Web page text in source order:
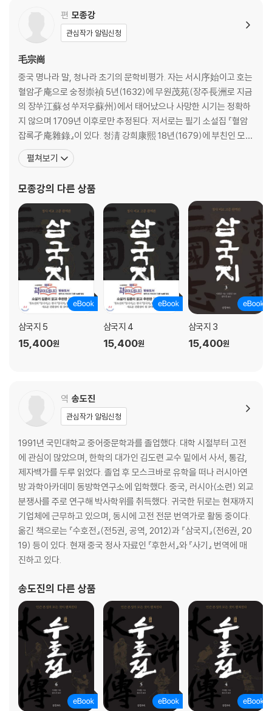
편 모종강
관심작가 알림신청
毛宗崗
중국 명나라 말, 청나라 초기의 문학비평가. 자는 서시序始이고 호는
혈암孑庵으로 숭정崇禎 5년(1632)에 무원茂苑(장주長洲로 지금
의 장쑤江蘇성 쑤저우蘇州)에서 태어났으나 사망한 시기는 정확하
지 않으며 1709년 이후로만 추정된다. 저서로는 필기 소설집 『혈암
잡록孑庵雜錄』이 있다. 청淸 강희康熙 18년(1679)에 부친인 모륜
毛綸의 작업을 이어받아 유명한 ‘모종강평개본毛宗崗評改本(혹은
모본毛本)’을 출간했다. 그는 김성탄金聖t嘆의 『수호전』 첨삭 방법
첨삭뿐만 아니라 표제를 정돈하고 문사를 수정했으며 시문詩文을
고
펼쳐보기
모종강의 다른 상품
삼국지 5
15,400원
삼국지 4
15,400원
삼국지 3
15,400원
역 송도진
관심작가 알림신청
1991년 국민대학교 중어중문학과를 졸업했다. 대학 시절부터 고전
에 관심이 많았으며, 한학의 대가인 김도련 교수 밑에서 사서, 통감,
제자백가를 두루 읽었다. 졸업 후 모스크바로 유학을 떠나 러시아연
방 과학아카데미 동방학연구소에 입학했다. 중국, 러시아(소련) 외교
분쟁사를 주로 연구해 박사학위를 취득했다. 귀국한 뒤로는 현재까지
기업체에 근무하고 있으며, 동시에 고전 전문 번역가로 활동 중이다.
옮긴 책으로는 『수호전』(전5권, 공역, 2012)과 『삼국지』(전6권, 20
19) 등이 있다. 현재 중국 정사 자료인 『후한서』와 『사기』 번역에 매
진하고 있다.
송도진의 다른 상품